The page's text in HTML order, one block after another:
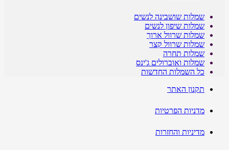
שמלות שושבינה לנשים
שמלות שיפון לנשים
שמלות שרוול ארוך
שמלות שרוול קצר
שמלות תחרה
שמלות ואוברולים ג'ינס
כל השמלות החדשות
תקנון האתר
מדניות הפרטיות
מדיניות והחזרות